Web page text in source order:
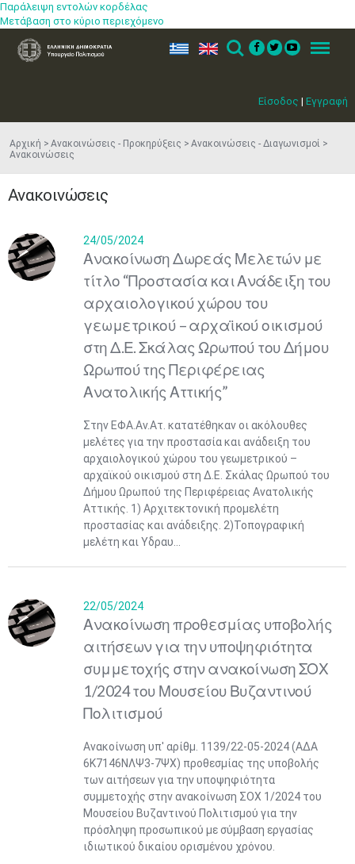
Παράλειψη εντολών κορδέλας
Μετάβαση στο κύριο περιεχόμενο
Είσοδος | Εγγραφή
ελ en Search Menu
Αρχική Ανακοινώσεις - Προκηρύξεις
Ανακοινώσεις - Διαγωνισμοί
Ανακοινώσεις
Ανακοινώσεις
24/05/2024
Ανακοίνωση Δωρεάς Μελετών με
τίτλο “Προστασία και Ανάδειξη του
αρχαιολογικού χώρου του
γεωμετρικού – αρχαϊκού οικισμού
στη Δ.Ε. Σκάλας Ωρωπού του Δήμου
Ωρωπού της Περιφέρειας
Ανατολικής Αττικής”
Στην ΕΦΑ.Αν.Ατ. κατατέθηκαν οι ακόλουθες
μελέτες για την προστασία και ανάδειξη του
αρχαιολογικού χώρου του γεωμετρικού –
αρχαϊκού οικισμού στη Δ.Ε. Σκάλας Ωρωπού του
Δήμου Ωρωπού της Περιφέρειας Ανατολικής
Αττικής. 1) Αρχιτεκτονική προμελέτη
προστασίας και ανάδειξης. 2)Τοπογραφική
μελέτη και Υδραυ...
22/05/2024
Ανακοίνωση προθεσμίας υποβολής
αιτήσεων για την υποψηφιότητα
συμμετοχής στην ανακοίνωση ΣΟΧ
1/2024 του Μουσείου Βυζαντινού
Πολιτισμού
Ανακοίνωση υπ' αρίθμ. 1139/22-05-2024 (ΑΔΑ
6Κ7146ΝΛΨ3-7ΨΧ) προθεσμίας της υποβολής
των αιτήσεων για την υποψηφιότητα
συμμετοχής στην ανακοίνωση ΣΟΧ 1/2024 του
Μουσείου Βυζαντινού Πολιτισμού για την
πρόσληψη προσωπικού με σύμβαση εργασίας
ιδιωτικού δικαίου ορισμένου χρόνου.